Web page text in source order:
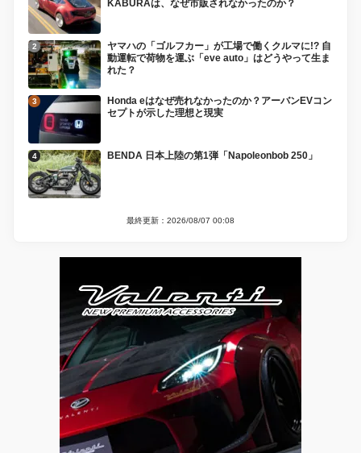
KABURAは、なぜ市販されなかったのか？
ヤマハの「ゴルフカー」が工場で働くクルマに!? 自
動運転で荷物を運ぶ「eve auto」はどうやって生ま
れた？
Honda eはなぜ売れなかったのか？アーバンEVコン
セプトが示した理想と現実
BENDA 日本上陸の第1弾「Napoleonbob 250」
最終更新：2026/08/07 00:08